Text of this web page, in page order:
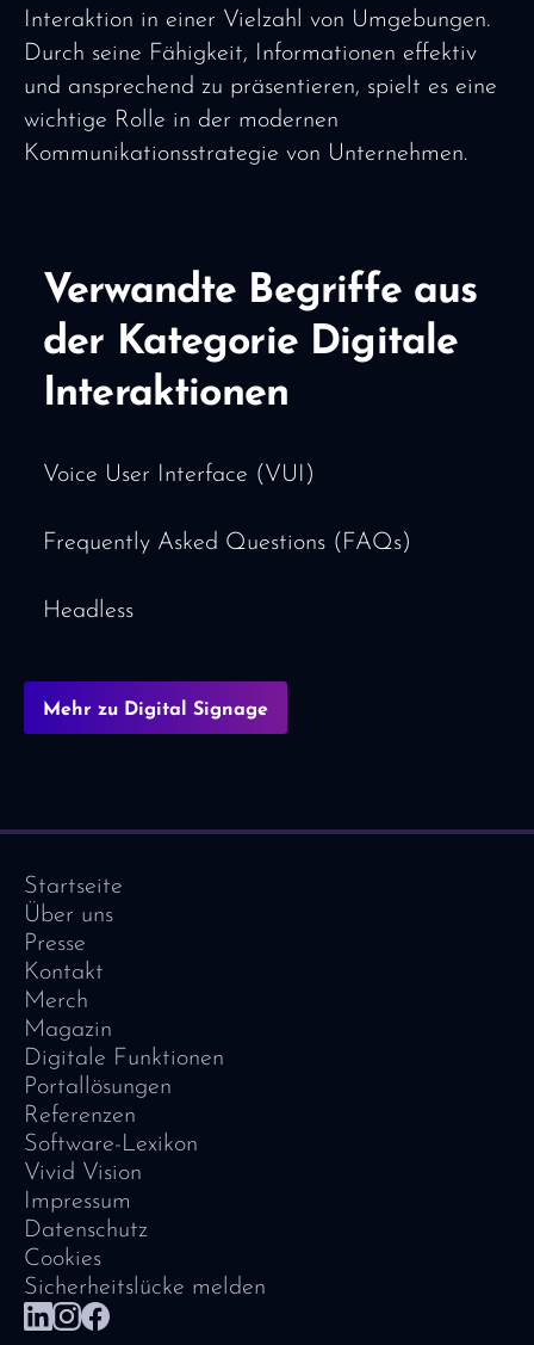
Interaktion in einer Vielzahl von Umgebungen.
Durch seine Fähigkeit, Informationen effektiv
und ansprechend zu präsentieren, spielt es eine
wichtige Rolle in der modernen
Kommunikationsstrategie von Unternehmen.
Verwandte Begriffe aus
der Kategorie Digitale
Interaktionen
Voice User Interface (VUI)
Frequently Asked Questions (FAQs)
Headless
Mehr zu Digital Signage
Startseite
Über uns
Presse
Kontakt
Merch
Magazin
Digitale Funktionen
Portallösungen
Referenzen
Software-Lexikon
Vivid Vision
Impressum
Datenschutz
Cookies
Sicherheitslücke melden